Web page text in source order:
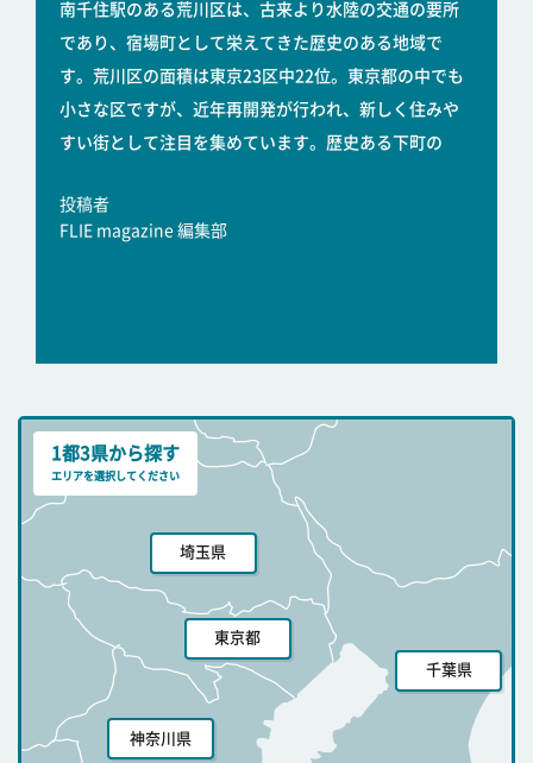
南千住駅のある荒川区は、古来より水陸の交通の要所
であり、宿場町として栄えてきた歴史のある地域で
す。荒川区の面積は東京23区中22位。東京都の中でも
小さな区ですが、近年再開発が行われ、新しく住みや
すい街として注目を集めています。歴史ある下町の
投稿者
FLIE magazine 編集部
1都3県から探す
エリアを選択してください
埼玉県
東京都
千葉県
神奈川県